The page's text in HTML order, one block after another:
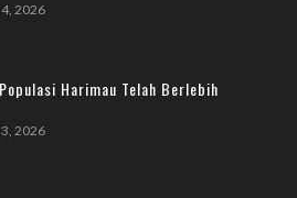
2026
Harimau Telah Berlebih
2026